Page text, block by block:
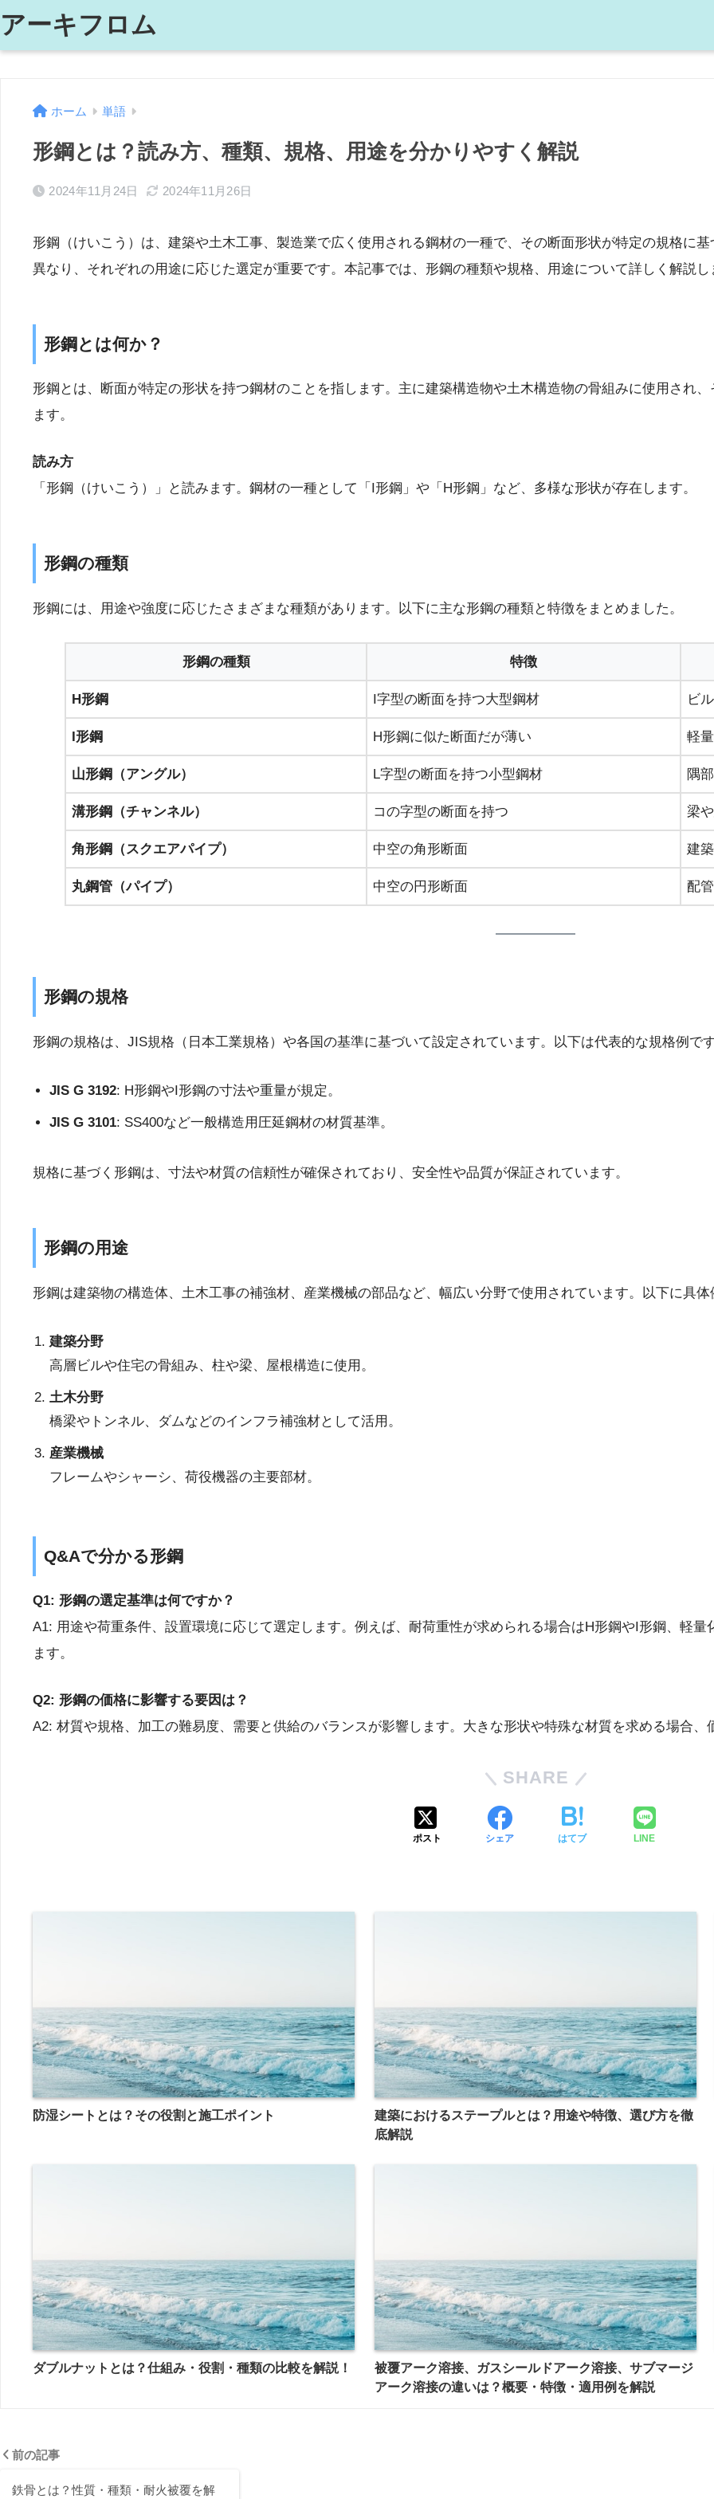
アーキフロム
ホーム 単語
形鋼とは？読み方、種類、規格、用途を分かりやすく解説
2024年11月24日 2024年11月26日
形鋼（けいこう）は、建築や土木工事、製造業で広く使用される鋼材の一種で、その断面形状が特定の規格に
異なり、それぞれの用途に応じた選定が重要です。本記事では、形鋼の種類や規格、用途について詳しく解説し
形鋼とは何か？
形鋼とは、断面が特定の形状を持つ鋼材のことを指します。主に建築構造物や土木構造物の骨組みに使用され
ます。
読み方
「形鋼（けいこう）」と読みます。鋼材の一種として「I形鋼」や「H形鋼」など、多様な形状が存在します。
形鋼の種類
形鋼には、用途や強度に応じたさまざまな種類があります。以下に主な形鋼の種類と特徴をまとめました。
形鋼の種類 特徴
H形鋼 I字型の断面を持つ大型鋼材 ビ
I形鋼 H形鋼に似た断面だが薄い 軽
山形鋼（アングル） L字型の断面を持つ小型鋼材 隅
溝形鋼（チャンネル） コの字型の断面を持つ 梁
角形鋼（スクエアパイプ） 中空の角形断面 建
丸鋼管（パイプ） 中空の円形断面 配
形鋼の規格
形鋼の規格は、JIS規格（日本工業規格）や各国の基準に基づいて設定されています。以下は代表的な規格例です
JIS G 3192: H形鋼やI形鋼の寸法や重量が規定。
JIS G 3101: SS400など一般構造用圧延鋼材の材質基準。
規格に基づく形鋼は、寸法や材質の信頼性が確保されており、安全性や品質が保証されています。
形鋼の用途
形鋼は建築物の構造体、土木工事の補強材、産業機械の部品など、幅広い分野で使用されています。以下に具体
建築分野
高層ビルや住宅の骨組み、柱や梁、屋根構造に使用。
土木分野
橋梁やトンネル、ダムなどのインフラ補強材として活用。
産業機械
フレームやシャーシ、荷役機器の主要部材。
Q&Aで分かる形鋼
Q1: 形鋼の選定基準は何ですか？
A1: 用途や荷重条件、設置環境に応じて選定します。例えば、耐荷重性が求められる場合はH形鋼やI形鋼、軽
ます。
Q2: 形鋼の価格に影響する要因は？
A2: 材質や規格、加工の難易度、需要と供給のバランスが影響します。大きな形状や特殊な材質を求める場合、
SHARE
ポスト シェア はてブ LINE
防湿シートとは？その役割と施工ポイント
建築におけるステープルとは？用途や特徴、選び方を徹
底解説
ダブルナットとは？仕組み・役割・種類の比較を解説！
被覆アーク溶接、ガスシールドアーク溶接、サブマージ
アーク溶接の違いは？概要・特徴・適用例を解説
前の記事
鉄骨とは？性質・種類・耐火被覆を解